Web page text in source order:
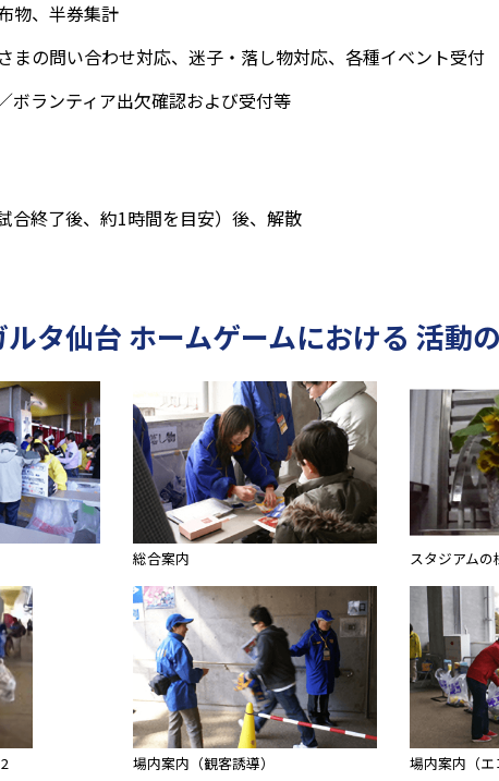
物、半券集計
まの問い合わせ対応、迷子・落し物対応、各種イベント受付
ボランティア出欠確認および受付等
合終了後、約1時間を目安）後、解散
ルタ仙台 ホームゲームにおける 活動
総合案内 スタジアムの
場内案内（観客誘導） 場内案内（